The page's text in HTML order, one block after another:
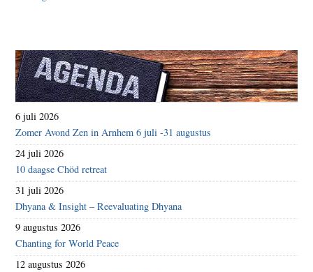
6 juli 2026
Zomer Avond Zen in Arnhem 6 juli -31 augustus
24 juli 2026
10 daagse Chöd retreat
31 juli 2026
Dhyana & Insight – Reevaluating Dhyana
9 augustus 2026
Chanting for World Peace
12 augustus 2026